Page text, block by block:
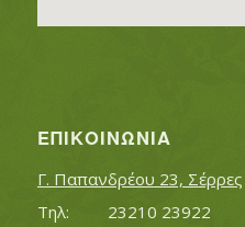
ΕΠΙΚΟΙΝΩΝΊΑ
Γ. Παπανδρέου 23, Σέρρες
Τηλ:		23210 23922